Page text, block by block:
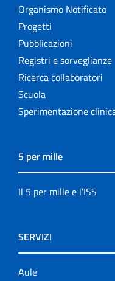
Organismo Notificato
Progetti
Pubblicazioni
Registri e sorveglianze
Ricerca collaboratori
Scuola
Sperimentazione
5 per mille
Il 5 per mille e l'ISS
SERVIZI
Aule